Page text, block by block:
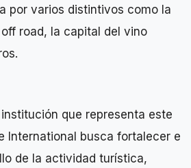
por varios distintivos como la
road, la capital del vino
que representa este
International busca fortalecer e
de la actividad turística,